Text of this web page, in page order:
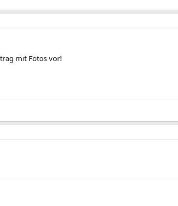
mit Fotos vor!